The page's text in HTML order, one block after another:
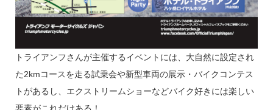
トライアンフさんが主催するイベントには、大自然に設定され
た2kmコースを走る試乗会や新型車両の展示・バイクコンテス
トがあるし、エクストリームショーなどバイク好きには楽しい